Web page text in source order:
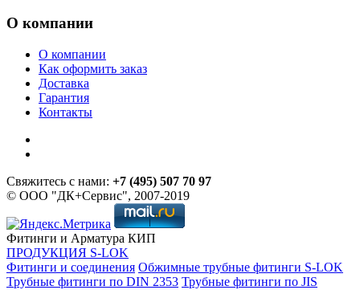
О компании
О компании
Как оформить заказ
Доставка
Гарантия
Контакты
Свяжитесь с нами: +7 (495) 507 70 97
© ООО "ДК+Сервис", 2007-2019
Фитинги и Арматура КИП
ПРОДУКЦИЯ S-LOK
Фитинги и соединения Обжимные трубные фитинги S-LOK
Трубные фитинги по DIN 2353 Трубные фитинги по JIS